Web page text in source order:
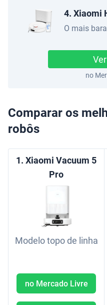
4. Xiaomi
O mais
no
Comparar os
robôs
1. Xiaomi Vacuum 5
Pro
Modelo topo de linha
no Mercado Livre